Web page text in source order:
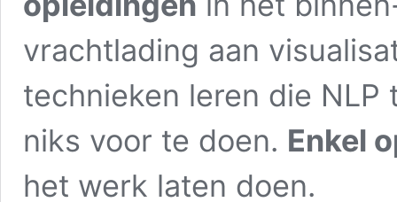
vrachtlading aan
technieken leren die
niks voor te doen. Enkel
het werk laten doen.